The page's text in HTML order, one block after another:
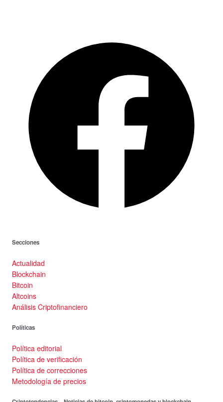
Secciones
Actualidad
Blockchain
Bitcoin
Altcoins
Análisis Criptofinanciero
Políticas
Política editorial
Política de verificación
Política de correcciones
Metodología de precios